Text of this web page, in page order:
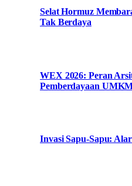
Selat Hormuz
Tak Berdaya
WEX 2026: Peran
Pemberdayaan
Invasi Sapu-Sapu: